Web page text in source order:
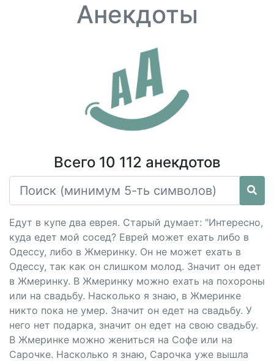
Анекдоты
Всего 10 112 анекдотов
Едут в купе два еврея. Старый думает: "Интересно,
куда едет мой сосед? Еврей может ехать либо в
Одессу, либо в Жмеринку. Он не может ехать в
Одессу, так как он слишком молод. Значит он едет
в Жмеринку. В Жмеринку можно ехать на похороны
или на свадьбу. Насколько я знаю, в Жмеринке
никто пока не умер. Значит он едет на свадьбу. У
него нет подарка, значит он едет на свою свадьбу.
В Жмеринке можно жениться на Софе или на
Сарочке. Насколько я знаю, Сарочка уже вышла